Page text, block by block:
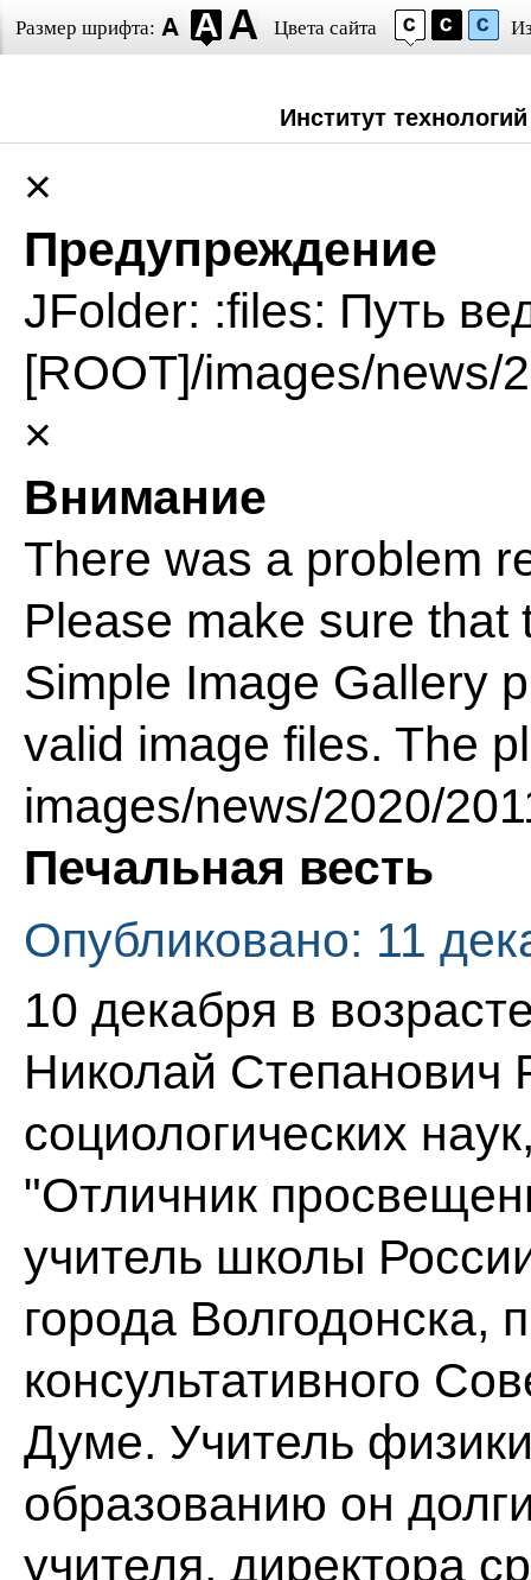
Размер шрифта: Цвета сайта
Институт
×
Предупреждение
JFolder: :files: Путь
[ROOT]/images/news/
×
Внимание
There was a problem
Please make sure
Simple Image Gallery
valid image files. The
images/news/2020/
Печальная весть
Опубликовано: 11
10 декабря в
Николай Степанович
социологических
"Отличник
учитель школы
города Волгодонска,
консультативного
Думе. Учитель
образованию он
учителя, директора